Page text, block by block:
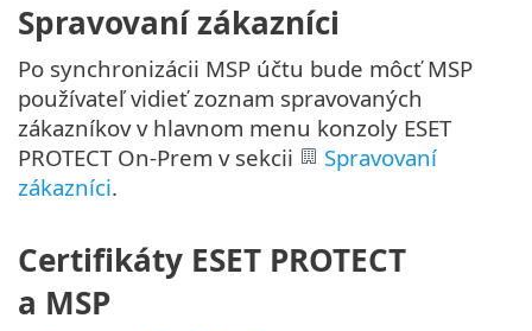
Spravovaní zákazníci
Po synchronizácii MSP účtu bude môcť MSP
používateľ vidieť zoznam spravovaných
zákazníkov v hlavnom menu konzoly ESET
PROTECT On-Prem v sekcii
Spravovaní
zákazníci.
Certifikáty ESET PROTECT
a MSP